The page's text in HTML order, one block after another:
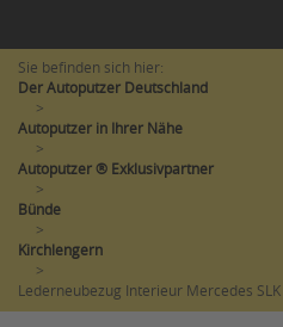
Sie befinden sich hier:
Der Autoputzer Deutschland
>
Autoputzer in Ihrer Nähe
>
Autoputzer ® Exklusivpartner
>
Bünde
>
Kirchlengern
>
Lederneubezug Interieur Mercedes SLK